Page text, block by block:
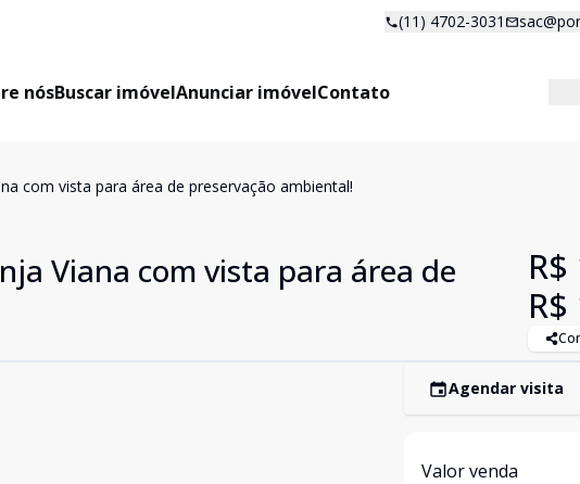
(11) 4702-3031
nósBuscar imóvelAnunciar imóvelContato
com vista para área de preservação ambiental!
Viana com vista para área de
Agendar visita
Valor venda